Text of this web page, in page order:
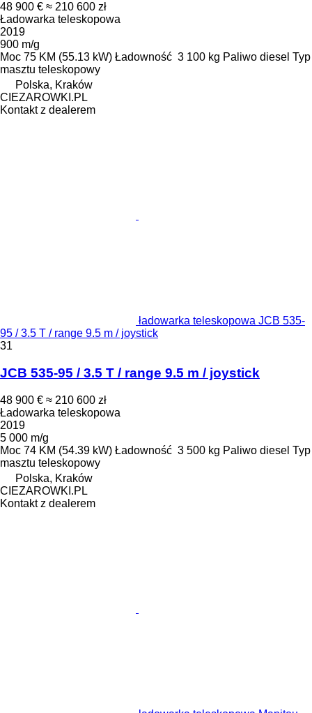
48 900 € ≈ 210 600 zł
Ładowarka teleskopowa
2019
900 m/g
Moc 75 KM (55.13 kW) Ładowność 3 100 kg Paliwo diesel Typ
masztu teleskopowy
Polska, Kraków
CIEZAROWKI.PL
Kontakt z dealerem
ładowarka teleskopowa JCB 535-
95 / 3.5 T / range 9.5 m / joystick
31
JCB 535-95 / 3.5 T / range 9.5 m / joystick
48 900 € ≈ 210 600 zł
Ładowarka teleskopowa
2019
5 000 m/g
Moc 74 KM (54.39 kW) Ładowność 3 500 kg Paliwo diesel Typ
masztu teleskopowy
Polska, Kraków
CIEZAROWKI.PL
Kontakt z dealerem